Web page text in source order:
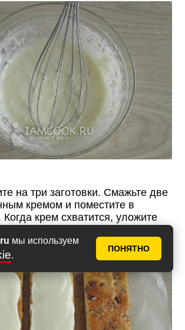
мы используем
.
ПОНЯТНО
на три заготовки. Смажьте две
кремом и поместите в
крем схватится, уложите